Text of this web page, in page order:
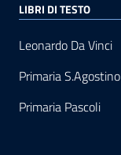
LIBRI DI TESTO
Leonardo Da Vinci
Primaria S.Agostino
Primaria Pascoli